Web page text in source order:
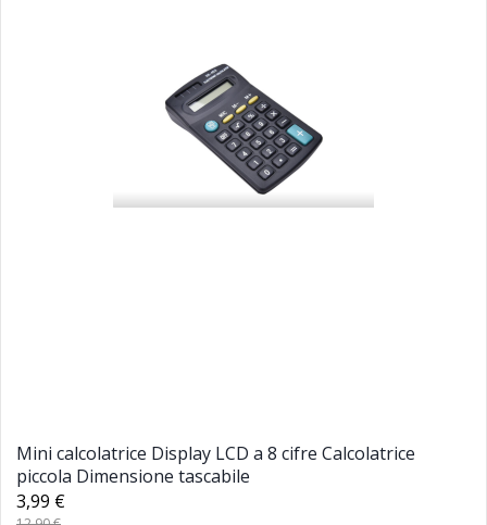
Mini calcolatrice Display LCD a 8 cifre Calcolatrice
piccola Dimensione tascabile
3,99 €